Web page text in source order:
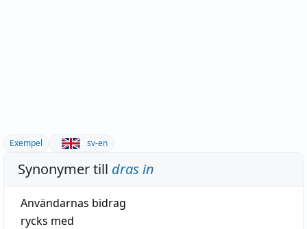
Exempel sv-en
Synonymer till dras in
Användarnas bidrag
rycks med